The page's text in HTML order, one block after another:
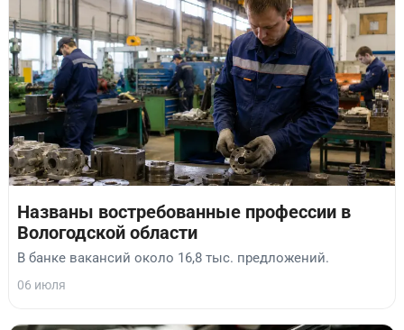
Названы востребованные профессии в
Вологодской области
В банке вакансий около 16,8 тыс. предложений.
06 июля